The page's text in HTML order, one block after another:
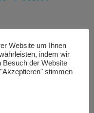
Website um Ihnen
indem wir
Besuch der Website
stimmen